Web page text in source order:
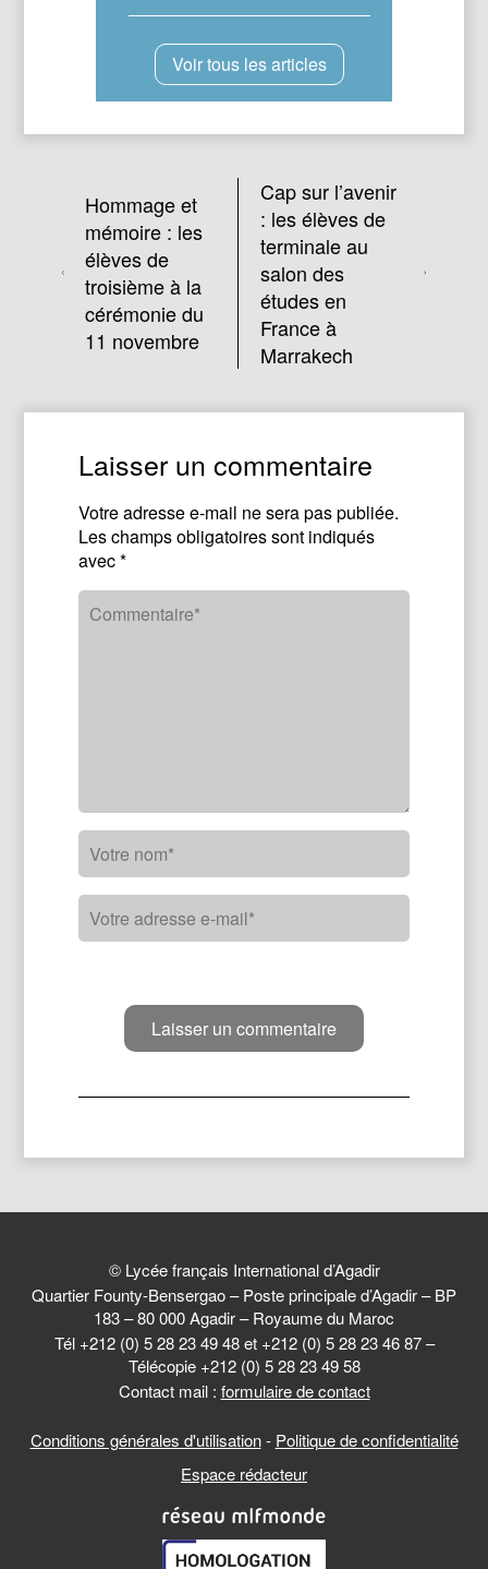
Voir tous les articles
Hommage et
mémoire : les
élèves de
troisième à la
cérémonie du
11 novembre
Cap sur l’avenir
: les élèves de
terminale au
salon des
études en
France à
Marrakech
Laisser un commentaire
Votre adresse e-mail ne sera pas publiée.
Les champs obligatoires sont indiqués
avec*
© Lycée français International d’Agadir
Quartier Founty-Bensergao – Poste principale d’Agadir – BP
183 – 80 000 Agadir – Royaume du Maroc
Tél +212 (0) 5 28 23 49 48 et +212 (0) 5 28 23 46 87 –
Télécopie +212 (0) 5 28 23 49 58
Contact mail : formulaire de contact
Conditions générales d'utilisation- Politique de confidentialité
Espace rédacteur